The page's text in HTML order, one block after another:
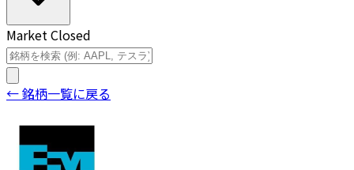
Market Closed
← 銘柄一覧に戻る